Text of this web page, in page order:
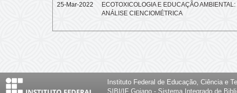
25-Mar-2022
ECOTOXICOLOGIA E EDUCAÇÃO AMBIENTAL:
ANÁLISE CIENCIOMÉTRICA
Instituto Federal de Educação, Ciência e
SIBI/IF Goiano - Sistema Integrado de